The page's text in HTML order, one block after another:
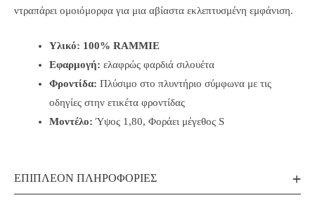
ντραπάρει ομοιόμορφα για μια αβίαστα εκλεπτυσμένη εμφάνιση.
Υλικό: 100% RAMMIE
Εφαρμογή: ελαφρώς φαρδιά σιλουέτα
Φροντίδα: Πλύσιμο στο πλυντήριο σύμφωνα με τις
οδηγίες στην ετικέτα φροντίδας
Μοντέλο: Ύψος 1,80, Φοράει μέγεθος S
ΕΠΙΠΛΈΟΝ ΠΛΗΡΟΦΟΡΊΕΣ